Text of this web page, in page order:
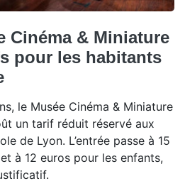
Cinéma & Miniature
pour les habitants
le Musée Cinéma & Miniature
un tarif réduit réservé aux
de Lyon. L’entrée passe à 15
à 12 euros pour les enfants,